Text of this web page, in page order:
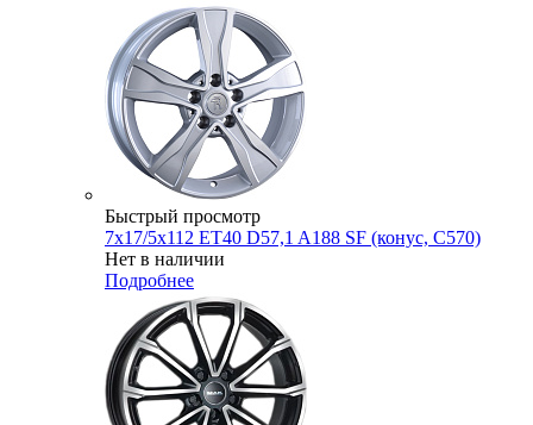
Быстрый просмотр
7x17/5x112 ET40 D57,1 A188 SF (конус, C570)
Нет в наличии
Подробнее